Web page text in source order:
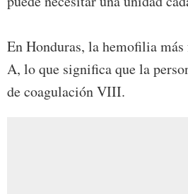
En Honduras, la hemofilia
A, lo que significa que la
de coagulación VIII.